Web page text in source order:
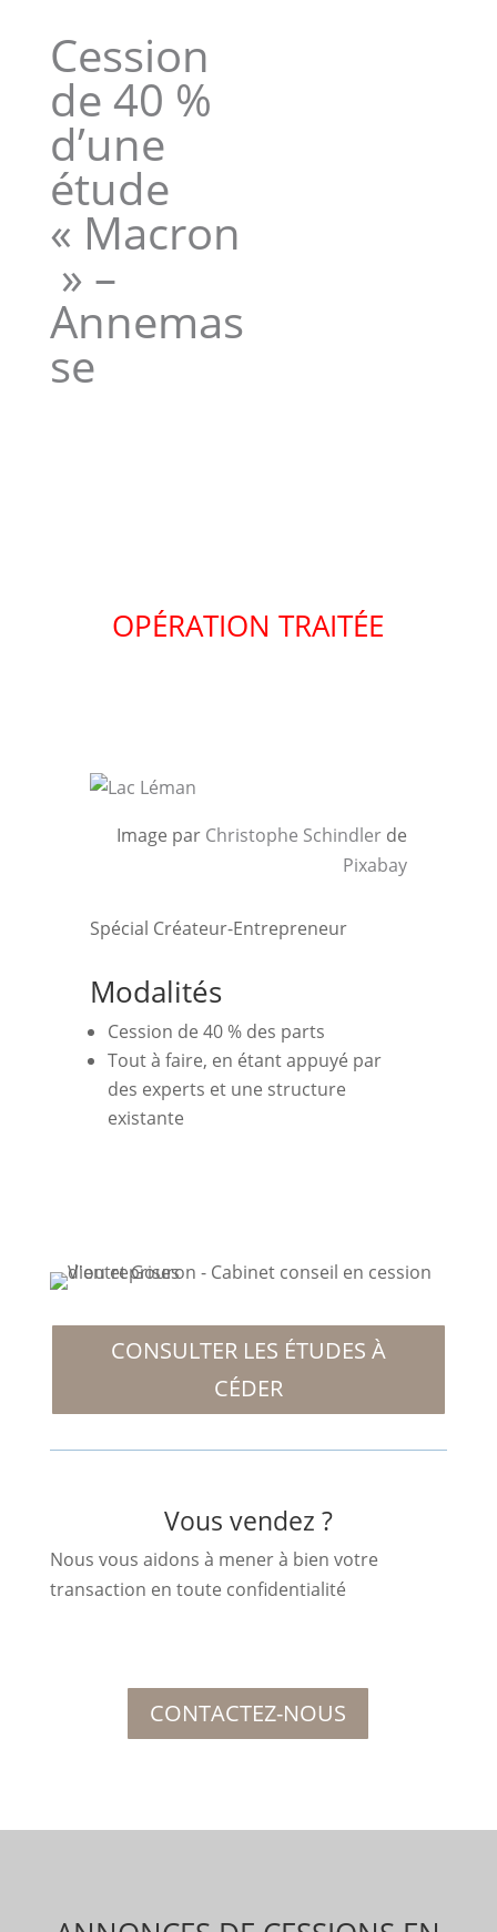
Cession
de 40 %
d’une
étude
« Macron
» –
Annemas
se
OPÉRATION TRAITÉE
Image par Christophe Schindler de
Pixabay
Spécial Créateur-Entrepreneur
Modalités
Cession de 40 % des parts
Tout à faire, en étant appuyé par
des experts et une structure
existante
CONSULTER LES ÉTUDES À
CÉDER
Vous vendez ?
Nous vous aidons à mener à bien votre
transaction en toute confidentialité
CONTACTEZ-NOUS